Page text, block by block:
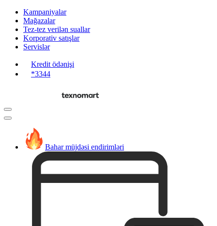
Kampaniyalar
Mağazalar
Tez-tez verilən suallar
Korporativ satışlar
Servislər
Kredit ödənişi
*3344
Bahar müjdəsi endirimləri